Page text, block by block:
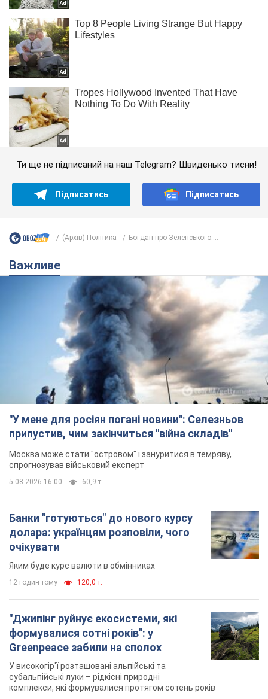
Ти ще не підписаний на наш Telegram? Швиденько тисни!
Підписатись Підписатись
(Архів) Політика Богдан про Зеленського:...
Важливе
"У мене для росіян погані новини": Селезньов
припустив, чим закінчиться "війна складів"
Москва може стати "островом" і зануритися в темряву,
спрогнозував військовий експерт
5.08.2026 16:00 60,9 т.
Банки "готуються" до нового курсу
долара: українцям розповіли, чого
очікувати
Яким буде курс валюти в обмінниках
12 годин тому 120,0 т.
"Джипінг руйнує екосистеми, які
формувалися сотні років": у
Greenpeace забили на сполох
У високогір'ї розташовані альпійські та
субальпійські луки – рідкісні природні
комплекси, які формувалися протягом сотень років